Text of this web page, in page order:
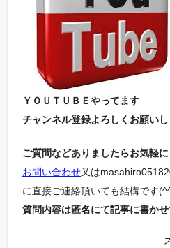
ＹＯＵＴＵＢＥやってます
チャンネル登録よろしくお願い
ご質問などありましたらお気軽
お問い合わせ又は
に直接ご連絡頂いても結構です
質問内容は匿名にて記事に書か